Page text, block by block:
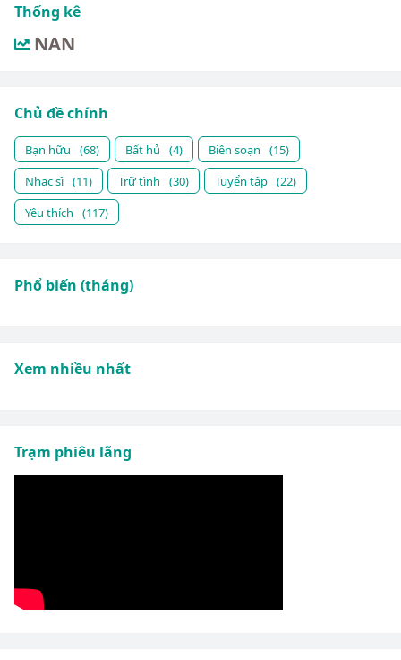
Thống kê
NAN
Chủ đề chính
Bạn hữu (68) Bất hủ (4) Biên soạn
(15)
Nhạc sĩ (11) Trữ tình (30) Tuyển tập (22)
Yêu thích
(117)
Phổ biến (tháng)
Xem nhiều nhất
Trạm phiêu lãng